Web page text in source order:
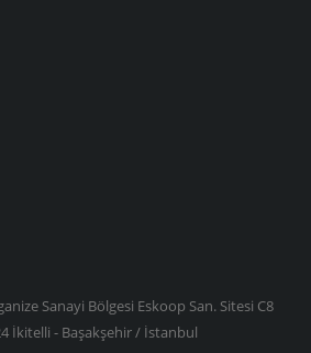
Sanayi Bölgesi Eskoop San. Sitesi C8
İkitelli - Başakşehir / İstanbul